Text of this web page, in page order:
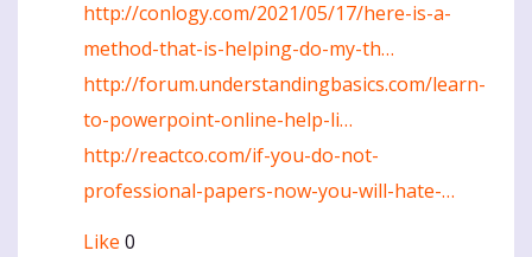
http://conlogy.com/2021/05/17/here-is-a-
method-that-is-helping-do-my-th…
http://forum.understandingbasics.com/learn-
to-powerpoint-online-help-li…
http://reactco.com/if-you-do-not-
professional-papers-now-you-will-hate-…
Like 0